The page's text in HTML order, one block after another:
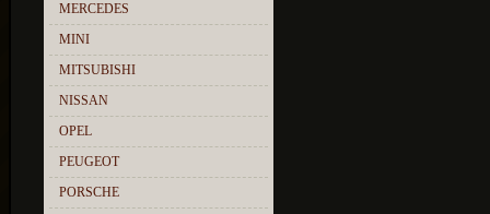
MERCEDES
MINI
MITSUBISHI
NISSAN
OPEL
PEUGEOT
PORSCHE